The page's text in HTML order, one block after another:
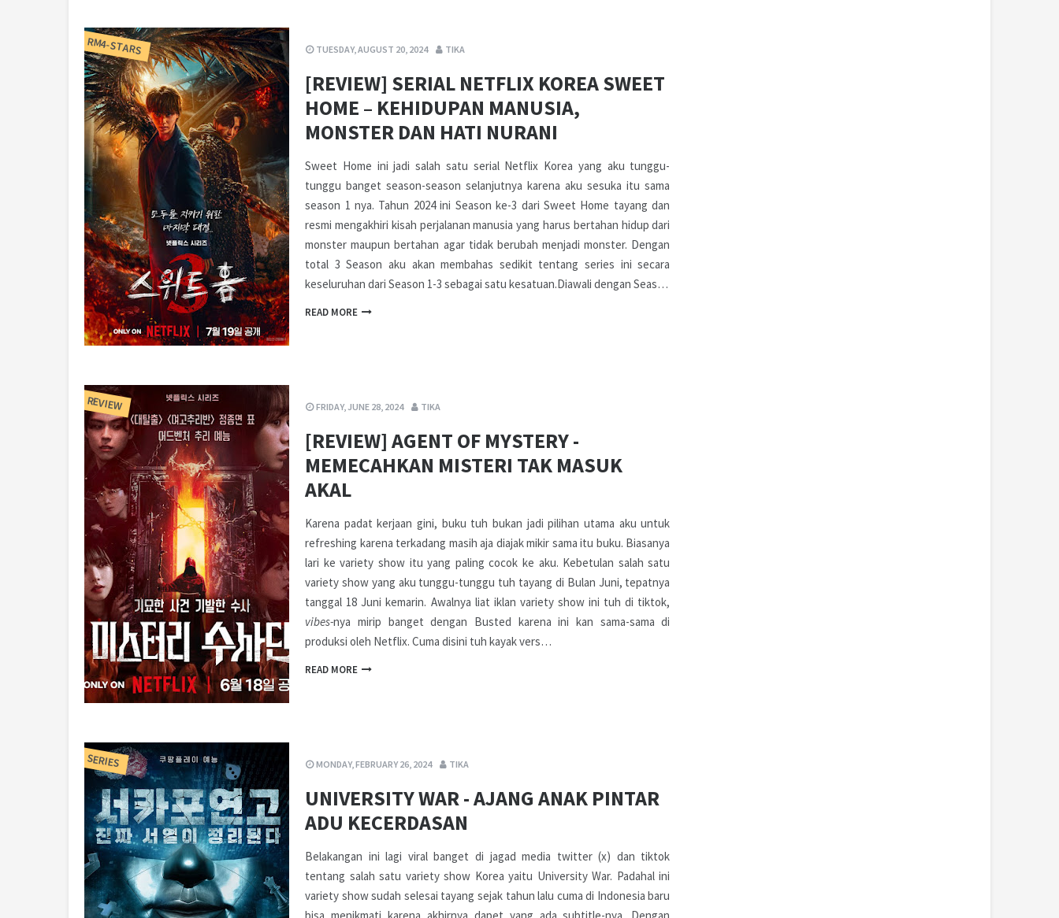
RM4-STARS TUESDAY, AUGUST 20, 2024 TIKA
[REVIEW] SERIAL NETFLIX KOREA SWEET
HOME – KEHIDUPAN MANUSIA,
MONSTER DAN HATI NURANI
Sweet Home ini jadi salah satu serial Netflix Korea yang aku tunggu-
tunggu banget season-season selanjutnya karena aku sesuka itu sama
season 1 nya. Tahun 2024 ini Season ke-3 dari Sweet Home tayang dan
resmi mengakhiri kisah perjalanan manusia yang harus bertahan hidup dari
monster maupun bertahan agar tidak berubah menjadi monster. Dengan
total 3 Season aku akan membahas sedikit tentang series ini secara
keseluruhan dari Season 1-3 sebagai satu kesatuan.Diawali dengan Seas…
READ MORE
REVIEW FRIDAY, JUNE 28, 2024 TIKA
[REVIEW] AGENT OF MYSTERY -
MEMECAHKAN MISTERI TAK MASUK
AKAL
Karena padat kerjaan gini, buku tuh bukan jadi pilihan utama aku untuk
refreshing karena terkadang masih aja diajak mikir sama itu buku. Biasanya
lari ke variety show itu yang paling cocok ke aku. Kebetulan salah satu
variety show yang aku tunggu-tunggu tuh tayang di Bulan Juni, tepatnya
tanggal 18 Juni kemarin. Awalnya liat iklan variety show ini tuh di tiktok,
vibes-nya mirip banget dengan Busted karena ini kan sama-sama di
produksi oleh Netflix. Cuma disini tuh kayak vers…
READ MORE
SERIES MONDAY, FEBRUARY 26, 2024 TIKA
UNIVERSITY WAR - AJANG ANAK PINTAR
ADU KECERDASAN
Belakangan ini lagi viral banget di jagad media twitter (x) dan tiktok
tentang salah satu variety show Korea yaitu University War. Padahal ini
variety show sudah selesai tayang sejak tahun lalu cuma di Indonesia baru